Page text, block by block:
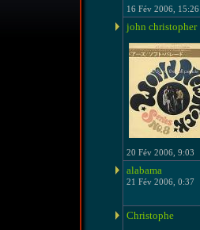
16 Fév 2006, 15:26
john christopher
20 Fév 2006, 9:03
alabama
21 Fév 2006, 0:37
Christophe